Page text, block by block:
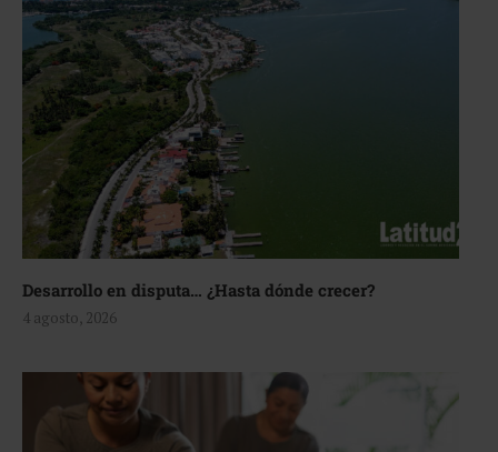
Desarrollo en disputa… ¿Hasta dónde crecer?
4 agosto, 2026